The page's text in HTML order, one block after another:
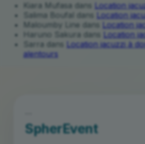
Kiara Mufasa dans Location
Salima Boufal
dans Location
Maloumby Line dans Location
Haruno Sakura dans Location
Sarra dans Location jacuzzi à
alentours
SpherEvent